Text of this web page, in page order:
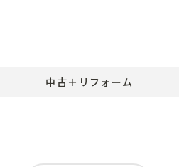
中古＋リフォーム